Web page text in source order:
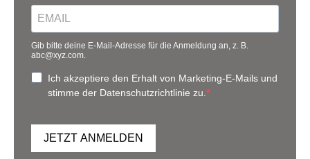
Gib bitte deine E-Mail-Adresse für die Anmeldung an, z. B.
abc@xyz.com.
Ich akzeptiere den Erhalt von Marketing-E-Mails und
stimme der Datenschutzrichtlinie zu.
JETZT ANMELDEN